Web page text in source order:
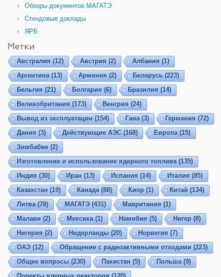
Обзоры документов МАГАТЭ
Стендовые доклады
ЯРБ
Метки
Австралия (12) Австрия (2) Албания (1)
Аргентина(13) Армения (2) Беларусь (223)
Бельгия (21) Болгария (6) Бразилия (14)
Великобритания (173) Венгрия (24)
Вывод из эксплуатации (154) Гана(3) Германия (72)
Дания (3) Действующие АЭС(168) Европа(15)
Зимбабве (2)
Изготовление и использование ядерного топлива(135)
Индия (30) Иран (13) Испания (14) Италия (85)
Казахстан (19) Канада(88) Кипр (1) Китай (134)
Литва(78) МАГАТЭ(431) Мавритания (1)
Малави (2) Мексика(1) Намибия (5) Нигер (8)
Нигерия (2) Нидерланды (20) Норвегия (7)
ОАЭ(12) Обращение с радиоактивными отходами (223)
Общие вопросы (230) Пакистан (5) Польша(9)